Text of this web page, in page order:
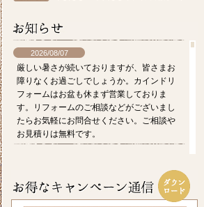
2026/08/07
厳しい暑さが続いておりますが、皆さまお
障りなくお過ごしでしょうか。カインドリ
フォームはお盆も休まず営業しておりま
す。リフォームのご相談などがございまし
たらお気軽にお問合せください。ご相談や
お見積りは無料です。
毎日暑い日が続きますがお元気にお過ごし
でしょうか。エアコンを上手に使い水分を
適時摂るなど熱中症対策をしっかりしてい